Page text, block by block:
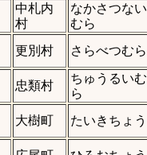
中札内
村
なかさつない
むら
更別村 さらべつむら
忠類村
ちゅうるいむ
ら
大樹町 たいきちょう